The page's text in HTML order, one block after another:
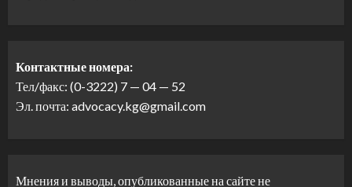
Контактные номера:
Тел/факс: (0-3222) 7 — 04 — 52
Эл. почта: advocacy.kg@gmail.com
Мнения и выводы, опубликованные на сайте не